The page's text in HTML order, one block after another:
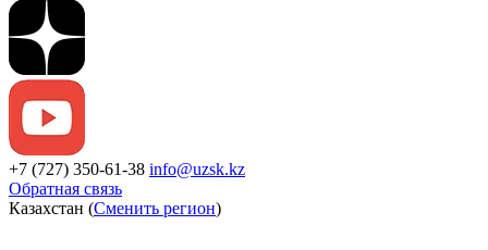
+7 (727) 350-61-38 info@uzsk.kz
Обратная связь
Казахстан (Сменить регион)